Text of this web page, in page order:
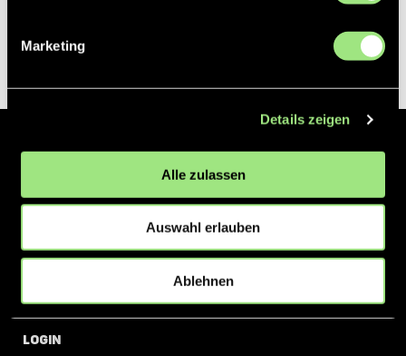
Marketing
Details zeigen
Alle zulassen
Auswahl erlauben
Ablehnen
Der Hockeyliga e.V. ist verantwortlich für die Organisation und
der Halle. Insgesamt sind über 60 Vereine unter dem Dach der
Hockeyliga organisiert, sowohl im Herren als auch im Damen
News
Login
Kontakt